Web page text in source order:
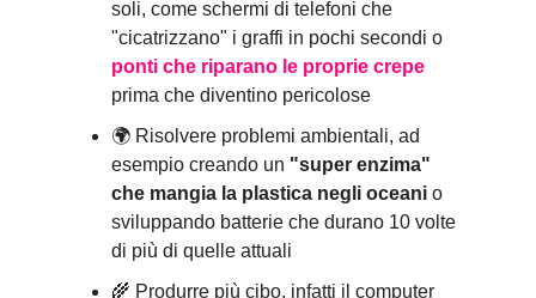
soli, come schermi di telefoni che
"cicatrizzano" i graffi in pochi secondi o
ponti che riparano le proprie crepe
prima che diventino pericolose
🌍 Risolvere problemi ambientali, ad
esempio creando un "super enzima"
che mangia la plastica negli oceani o
sviluppando batterie che durano 10 volte
di più di quelle attuali
🌾 Produrre più cibo, infatti il computer